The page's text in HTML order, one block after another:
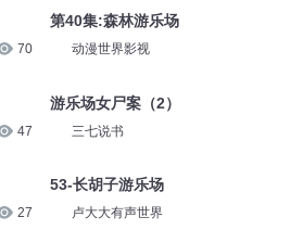
70
47
27
第40集:森林游乐场
动漫世界影视
游乐场女尸案（2）
三七说书
53-长胡子游乐场
卢大大有声世界